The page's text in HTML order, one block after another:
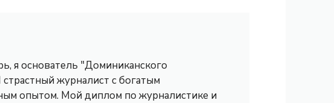
я основатель "Доминиканского
журналист с богатым
опытом. Мой диплом по журналистике и